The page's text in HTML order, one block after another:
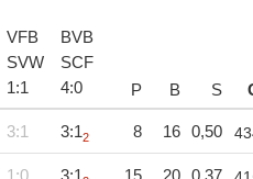
VFB
SVW
1:1
BVB
SCF
4:0 P B S
3:1 3:12 8 16 0,50